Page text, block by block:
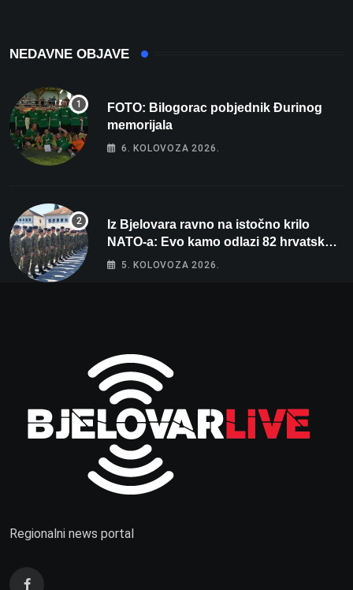
NEDAVNE OBJAVE
FOTO: Bilogorac pobjednik Đurinog
memorijala
6. KOLOVOZA 2026.
Iz Bjelovara ravno na istočno krilo
NATO-a: Evo kamo odlazi 82 hrvatska
vojnika i 6 vojnikinja
5. KOLOVOZA 2026.
Regionalni news portal